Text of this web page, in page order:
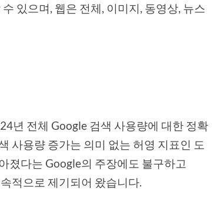
있으며, 웹은 전체, 이미지, 동영상, 뉴스
년 전체 Google 검색 사용량에 대한 정확
사용량 증가는 의미 없는 허영 지표인 도
졌다는 Google의 주장에도 불구하고
적으로 제기되어 왔습니다.